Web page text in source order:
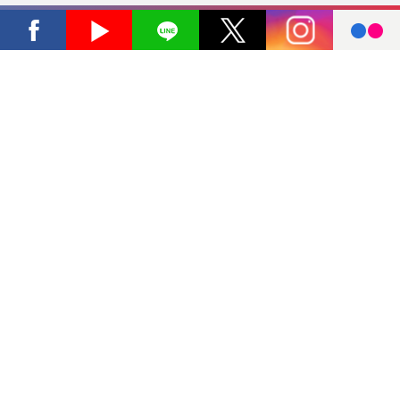
Facebook Youtube Line X Instagram